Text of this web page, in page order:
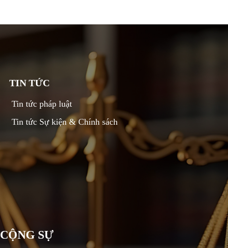
TIN TỨC
Tin tức pháp luật
Tin tức Sự kiện & Chính sách
SỰ